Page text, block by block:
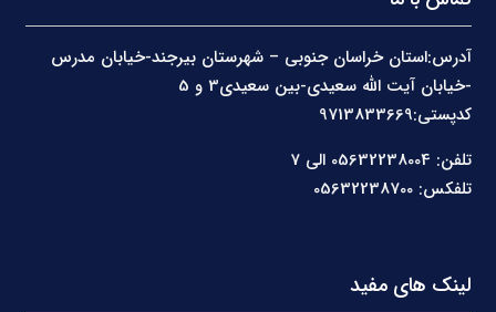
آدرس:استان خراسان جنوبی – شهرستان بیرجند-خیابان مدرس
کدپستی:9713833669
تلفن: 05632238004 الی 7
تلفکس: 05632238700
لینک های مفید